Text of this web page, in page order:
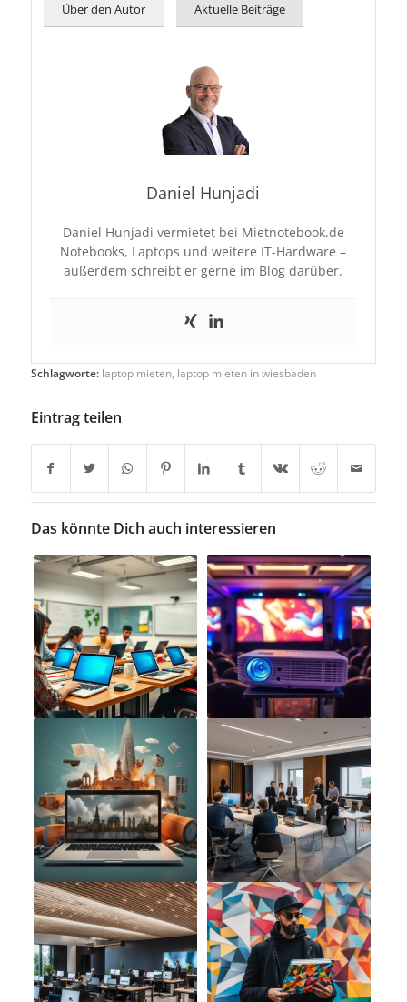
Über den Autor Aktuelle Beiträge
Daniel Hunjadi
Daniel Hunjadi vermietet bei Mietnotebook.de
Notebooks, Laptops und weitere IT-Hardware –
außerdem schreibt er gerne im Blog darüber.
Schlagworte: laptop mieten, laptop mieten in wiesbaden
Eintrag teilen
Das könnte Dich auch interessieren